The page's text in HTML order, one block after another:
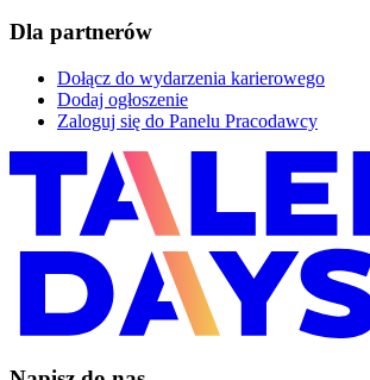
Dla partnerów
Dołącz do wydarzenia karierowego
Dodaj ogłoszenie
Zaloguj się do Panelu Pracodawcy